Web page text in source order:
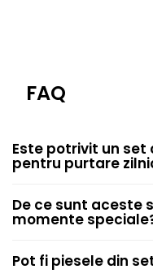
FAQ
Este potrivit un set
pentru purtare
De ce sunt aceste
momente
Pot fi piesele din